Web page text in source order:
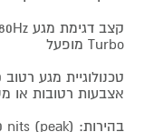
Turbo מופעל
אצבעות רטובות או